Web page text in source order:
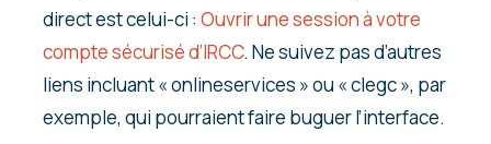
direct est celui-ci : Ouvrir une session à votre
compte sécurisé d’IRCC. Ne suivez pas d’autres
liens incluant « onlineservices » ou « clegc », par
exemple, qui pourraient faire buguer l’interface.